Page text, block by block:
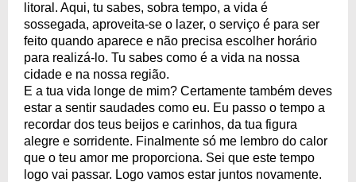
litoral. Aqui, tu sabes, sobra tempo, a vida é
sossegada, aproveita-se o lazer, o serviço é para ser
feito quando aparece e não precisa escolher horário
para realizá-lo. Tu sabes como é a vida na nossa
cidade e na nossa região.
E a tua vida longe de mim? Certamente também deves
estar a sentir saudades como eu. Eu passo o tempo a
recordar dos teus beijos e carinhos, da tua figura
alegre e sorridente. Finalmente só me lembro do calor
que o teu amor me proporciona. Sei que este tempo
logo vai passar. Logo vamos estar juntos novamente.